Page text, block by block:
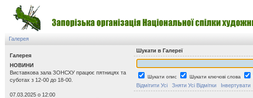
Галерея
Галерея
НОВИНИ
Виставкова зала ЗОНСХУ працює пятницях та
суботах з 12-00 до 18-00.
07.03.2025 о 12:00
Шукати в Галереї
Шукати опис Шукати ключові слова
Відмітити Усі Зняти Усі Відмітки Інвертувати